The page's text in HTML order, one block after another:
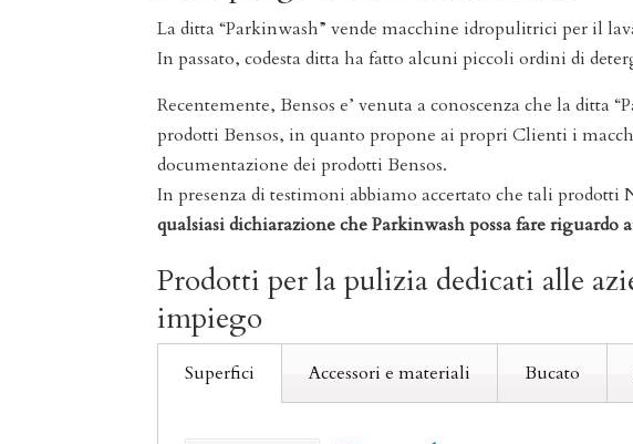
La ditta “Parkinwash” vende macchine idropulitrici per il
In passato, codesta ditta ha fatto alcuni piccoli ordini di
Recentemente, Bensos e’ venuta a conoscenza che la
prodotti Bensos, in quanto propone ai propri Clienti i
documentazione dei prodotti Bensos.
In presenza di testimoni abbiamo accertato che tali
qualsiasi dichiarazione che Parkinwash possa fare
Prodotti per la pulizia dedicati alle
impiego
Superfici Accessori e materiali Bucato